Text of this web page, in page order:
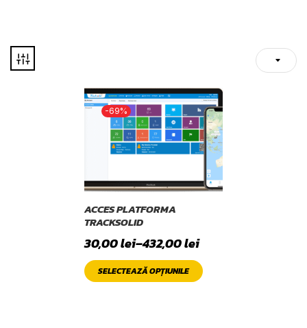
-69%
ACCES PLATFORMA
TRACKSOLID
30,00lei–432,00lei
SELECTEAZĂ OPȚIUNILE